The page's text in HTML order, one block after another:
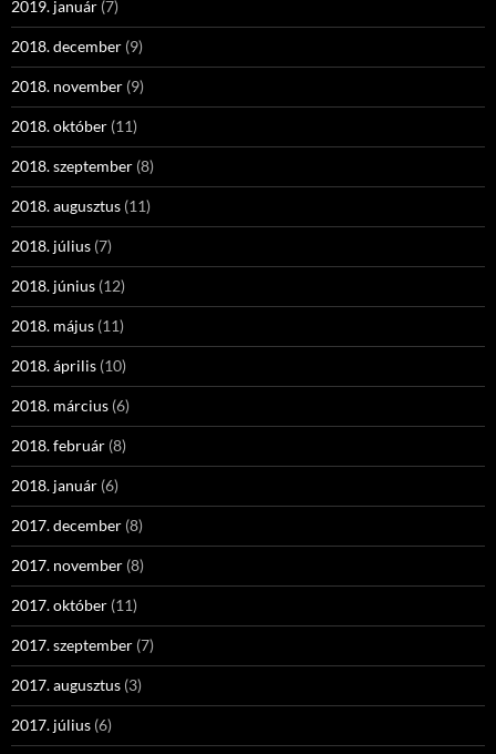
2019. január (7)
2018. december (9)
2018. november (9)
2018. október (11)
2018. szeptember (8)
2018. augusztus (11)
2018. július (7)
2018. június (12)
2018. május (11)
2018. április (10)
2018. március (6)
2018. február (8)
2018. január (6)
2017. december (8)
2017. november (8)
2017. október (11)
2017. szeptember (7)
2017. augusztus (3)
2017. július (6)